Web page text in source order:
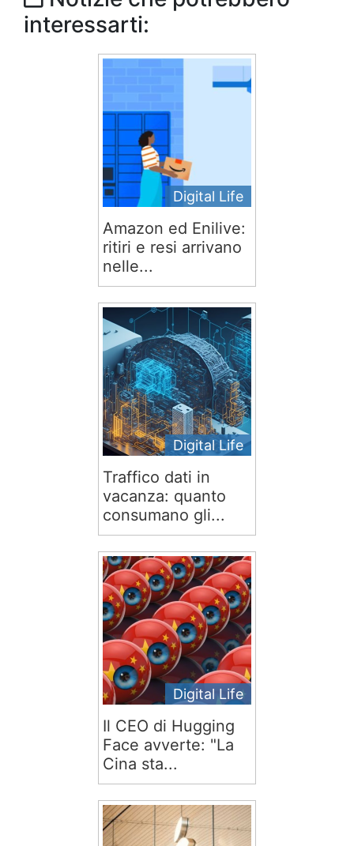
interessarti:
Digital Life
Amazon ed Enilive:
ritiri e resi arrivano
nelle...
Digital Life
Traffico dati in
vacanza: quanto
consumano gli...
Digital Life
Il CEO di Hugging
Face avverte: "La
Cina sta...